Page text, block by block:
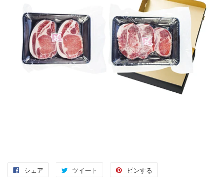
シェア
Facebookツイート
Twitter
ピンする